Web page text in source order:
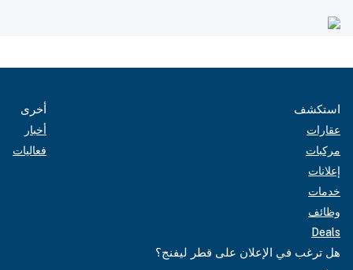
استكشف
عقارات
مركبات
إعلانات
خدمات
وظائف
Deals
أخرى
أخبار
فعاليات
هل ترغب في الإعلان على قطر ليفنج؟